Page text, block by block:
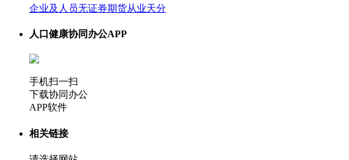
企业及人员无证券期货从业天分
人口健康协同办公APP
手机扫一扫
下载协同办公
APP软件
相关链接